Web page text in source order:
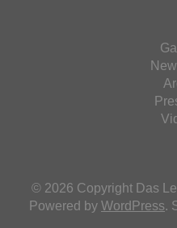
© 2026 Copyright Das
Powered by WordPress.